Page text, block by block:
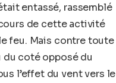
entassé, rassemblé
de cette activité
feu. Mais contre toute
coté opposé du
l’effet du vent vers le